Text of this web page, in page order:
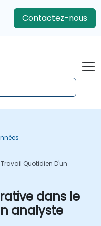
Contactez-nous
Quotidien D'un
dans le
analyste